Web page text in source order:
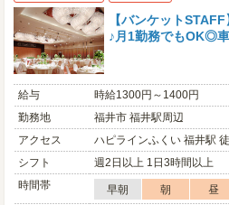
【バンケット
♪月1勤務でもOK◎
給与
時給1300円～1400円
勤務地
福井市 福井駅周辺
アクセス
ハピラインふくい 福井駅
シフト
週2日以上 1日3時間以上
時間帯
早朝 朝 昼